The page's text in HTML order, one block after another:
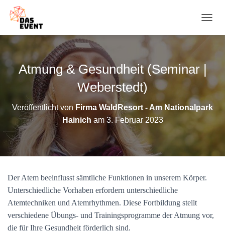
A
G
O
N
H
Atmung & Gesundheit (Seminar |
Weberstedt)
Veröffentlicht vonFirma WaldResort - Am Nationalpark
Hainich am 3. Februar 2023
Der Atem beeinflusst sämtliche Funktionen in unserem Körper.
Unterschiedliche Vorhaben erfordern unterschiedliche
Atemtechniken und Atemrhythmen. Diese Fortbildung stellt
verschiedene Übungs- und Trainingsprogramme der Atmung vor,
die für Ihre Gesundheit förderlich sind.